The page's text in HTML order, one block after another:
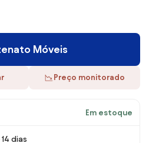
Móveis
Preço monitorado
Em estoque
dias